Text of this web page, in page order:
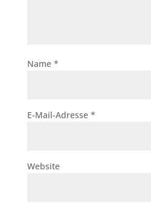
Name *
E-Mail-Adresse *
Website